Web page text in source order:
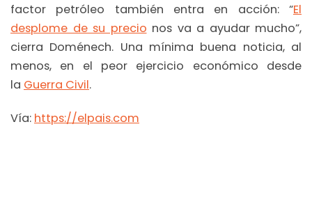
factor petróleo también entra en acción: “El
desplome de su precio nos va a ayudar mucho”,
cierra Doménech. Una mínima buena noticia, al
menos, en el peor ejercicio económico desde
la Guerra Civil.
Vía: https://elpais.com